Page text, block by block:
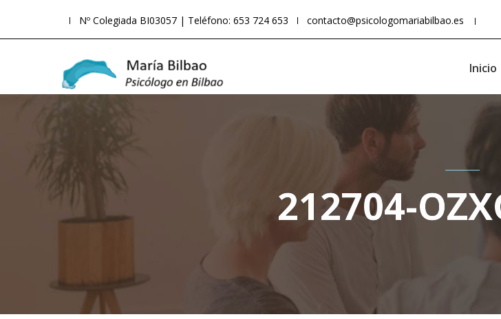
Nº Colegiada BI03057 | Teléfono: 653 724 653 contacto@psicologomariabilbao.es
Inicio
212704-